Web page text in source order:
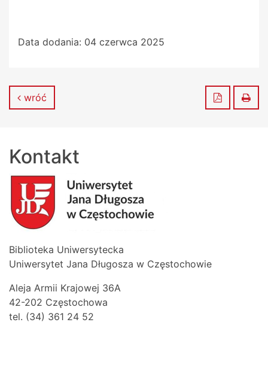
Data dodania: 04 czerwca 2025
wróć Zapisz do
Kontakt
Biblioteka Uniwersytecka
Uniwersytet Jana Długosza w Częstochowie
Aleja Armii Krajowej 36A
42-202 Częstochowa
tel. (34) 361 24 52